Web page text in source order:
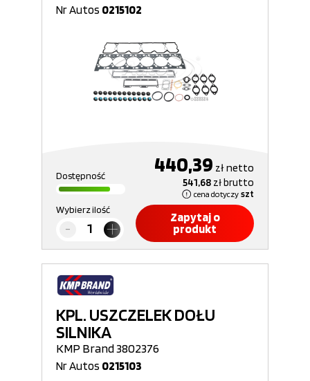
Nr Autos 0215102
Dostępność 440,39 złnetto
541,68 złbrutto
cena dotyczy szt
Wybierz ilość
Zapytaj o
produkt
KPL. USZCZELEK DOŁU
SILNIKA
KMP Brand 3802376
Nr Autos 0215103